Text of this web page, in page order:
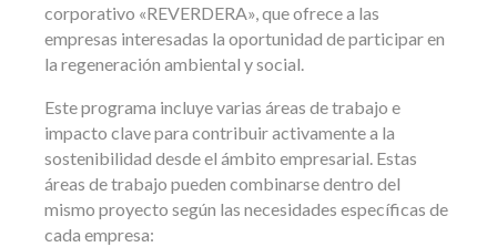
corporativo «REVERDERA», que ofrece a las
empresas interesadas la oportunidad de participar en
la regeneración ambiental y social.
Este programa incluye varias áreas de trabajo e
impacto clave para contribuir activamente a la
sostenibilidad desde el ámbito empresarial. Estas
áreas de trabajo pueden combinarse dentro del
mismo proyecto según las necesidades específicas de
cada empresa: